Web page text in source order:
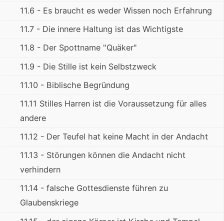
11.6 - Es braucht es weder Wissen noch Erfahrung
11.7 - Die innere Haltung ist das Wichtigste
11.8 - Der Spottname "Quäker"
11.9 - Die Stille ist kein Selbstzweck
11.10 - Biblische Begründung
11.11 Stilles Harren ist die Voraussetzung für alles
andere
11.12 - Der Teufel hat keine Macht in der Andacht
11.13 - Störungen können die Andacht nicht
verhindern
11.14 - falsche Gottesdienste führen zu
Glaubenskriege